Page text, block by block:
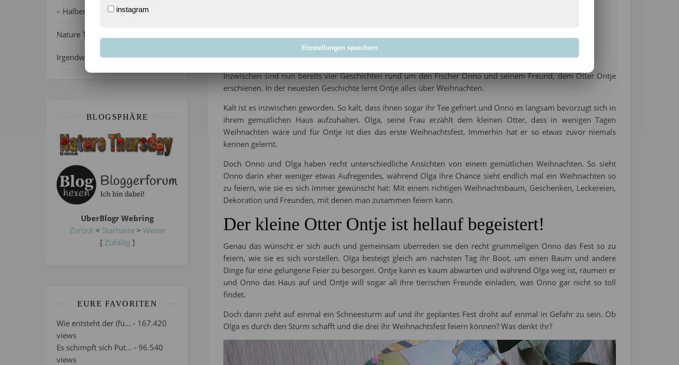
– Halber Alltag ist zurück
Nature Thursday 21/2026 –
Irgendwie wie April, oder?
BLOGSPHÄRE
UberBlogr Webring
Zurück < Startseite> Weiter
[ Zufällig]
EURE FAVORITEN
Wie entsteht der (fü... - 167.420
views
Es schimpft sich Put... - 96.540
views
Geschenk” von Thomas Springer und Alexandra
Langenbeck
Inzwischen sind nun bereits vier Geschichten rund um den Fischer Onno und seinem Freund, dem Otter Ontje
erschienen. In der neuesten Geschichte lernt Ontje alles über Weihnachten.
Kalt ist es inzwischen geworden. So kalt, dass ihnen sogar ihr Tee gefriert und Onno es langsam bevorzugt sich in
ihrem gemütlichen Haus aufzuhalten. Olga, seine Frau erzählt dem kleinen Otter, dass in wenigen Tagen
Weihnachten wäre und für Ontje ist dies das erste Weihnachtsfest. Immerhin hat er so etwas zuvor niemals
kennen gelernt.
Doch Onno und Olga haben recht unterschiedliche Ansichten von einem gemütlichen Weihnachten. So sieht
Onno darin eher weniger etwas Aufregendes, während Olga ihre Chance sieht endlich mal ein Weihnachten so
zu feiern, wie sie es sich immer gewünscht hat: Mit einem richtigen Weihnachtsbaum, Geschenken, Leckereien,
Dekoration und Freunden, mit denen man zusammen feiern kann.
Der kleine Otter Ontje ist hellauf begeistert!
Genau das wünscht er sich auch und gemeinsam überreden sie den recht grummeligen Onno das Fest so zu
feiern, wie sie es sich vorstellen. Olga besteigt gleich am nächsten Tag ihr Boot, um einen Baum und andere
Dinge für eine gelungene Feier zu besorgen. Ontje kann es kaum abwarten und während Olga weg ist, räumen er
und Onno das Haus auf und Ontje will sogar all ihre tierischen Freunde einladen, was Onno gar nicht so toll
findet.
Doch dann zieht auf einmal ein Schneesturm auf und ihr geplantes Fest droht auf einmal in Gefahr zu sein. Ob
Olga es durch den Sturm schafft und die drei ihr Weihnachtsfest feiern können? Was denkt ihr?
instagram
Einstellungen speichern